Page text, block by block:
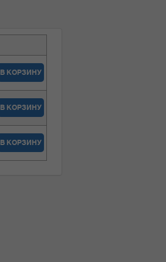
В КОРЗИНУ
В КОРЗИНУ
В КОРЗИНУ